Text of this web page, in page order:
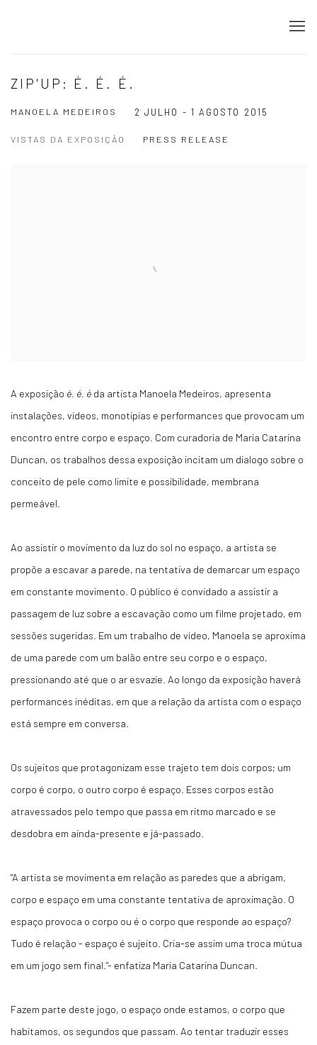
ZIP'UP: É. É. É.
MANOELA MEDEIROS 2 JULHO - 1 AGOSTO 2015
VISTAS DA EXPOSIÇÃO PRESS RELEASE
A exposição é . é. é da artista Manoela Medeiros, apresenta
instalações, vídeos, monotipias e performances que provocam um
encontro entre corpo e espaço. Com curadoria de Maria Catarina
Duncan, os trabalhos dessa exposição incitam um dialogo sobre o
conceito de pele como limite e possibilidade, membrana
permeável.
Ao assistir o movimento da luz do sol no espaço, a artista se
propõe a escavar a parede, na tentativa de demarcar um espaço
em constante movimento. O público é convidado a assistir a
passagem de luz sobre a escavação como um filme projetado, em
sessões sugeridas. Em um trabalho de vídeo, Manoela se aproxima
de uma parede com um balão entre seu corpo e o espaço,
pressionando até que o ar esvazie. Ao longo da exposição haverá
performances inéditas, em que a relação da artista com o espaço
está sempre em conversa.
Os sujeitos que protagonizam esse trajeto tem dois corpos; um
corpo é corpo, o outro corpo é espaço. Esses corpos estão
atravessados pelo tempo que passa em ritmo marcado e se
desdobra em ainda-presente e já-passado.
"A artista se movimenta em relação as paredes que a abrigam,
corpo e espaço em uma constante tentativa de aproximação. O
espaço provoca o corpo ou é o corpo que responde ao espaço?
Tudo é relação - espaço é sujeito. Cria-se assim uma troca mútua
em um jogo sem final."- enfatiza Maria Catarina Duncan.
Fazem parte deste jogo, o espaço onde estamos, o corpo que
habitamos, os segundos que passam. Ao tentar traduzir esses